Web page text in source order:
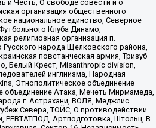
и Честь, О свободе совести и о
организация общественного
национальное единство, Северное
Клуба Динамо,
религиозная организация п.
народа Щелковского района,
повстанческая армия, Тризуб
Белый Крест, Misanthropic division,
инглиизма, Народная
Этнополитическое объединение
объединение Атака, Мечеть Мирмамеда,
г. Астрахани, ВОЛЯ, Меджлис
Севера, ТОЙС, О противодействии
РЕВТАТПОД, Артподготовка, Штольц, В